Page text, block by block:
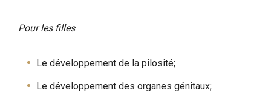
Pour les filles.
Le développement de la pilosité;
Le développement des organes génitaux;